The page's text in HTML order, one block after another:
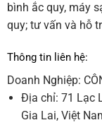
bình ắc quy, máy
quy; tư vấn và hỗ
Thông tin liên hệ:
Doanh Nghiệp:
Địa chỉ: 71 Lạc
Gia Lai, Việt